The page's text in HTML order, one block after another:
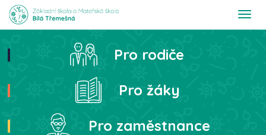
T
Hledat
Pro rodiče
Pro žáky
Pro zaměstnance